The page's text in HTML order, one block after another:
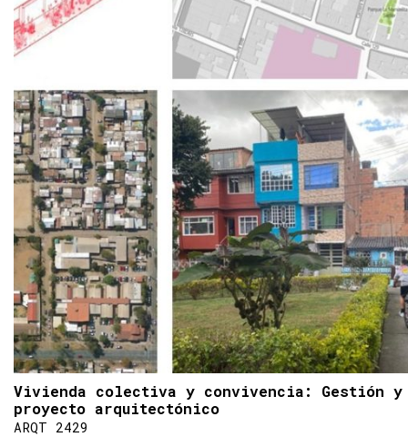
Vivienda colectiva y convivencia: Gestión y
proyecto arquitectónico
ARQT 2429